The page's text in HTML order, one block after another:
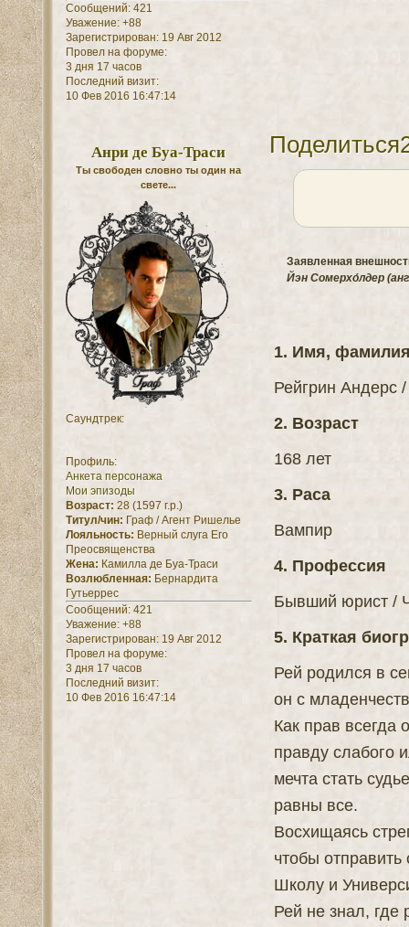
Сообщений:421
Уважение: +88
Зарегистрирован: 19 Авг 2012
Провел на форуме:
3 дня 17 часов
Последний визит:
10 Фев 2016 16:47:14
Поделиться
Анри де Буа-Траси
Ты свободен словно ты один на
свете...
Саундтрек:
Профиль:
Анкета персонажа
Мои эпизоды
Возраст: 28 (1597 г.р.)
Титул/чин: Граф / Агент Ришелье
Лояльность: Верный слуга Его
Преосвященства
Жена: Камилла де Буа-Траси
Возлюбленная: Бернардита
Гутьеррес
Сообщений:421
Уважение: +88
Зарегистрирован: 19 Авг 2012
Провел на форуме:
3 дня 17 часов
Последний визит:
10 Фев 2016 16:47:14
Заявленная
Йэн Сомерхо́лдер
1. Имя,
Рейгрин Андерс
2. Возраст
168 лет
3. Раса
Вампир
4. Профессия
Бывший юрист /
5. Краткая
Рей родился в
он с
Как прав всегда
правду слабого
мечта стать
равны все.
Восхищаясь
чтобы отправить
Школу и
Рей не знал, где